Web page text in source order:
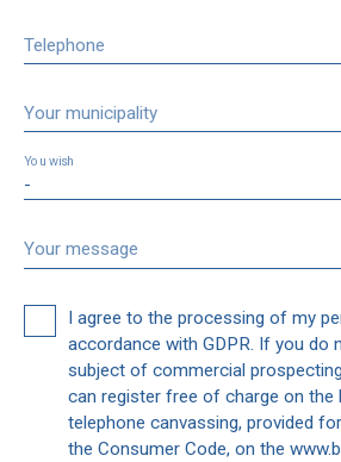
Telephone
Your municipality
-
You wish
Your message
I agree to the processing of my
accordance with GDPR. If you do
subject of commercial
can register free of charge on
telephone canvassing, provided
the Consumer Code, on the